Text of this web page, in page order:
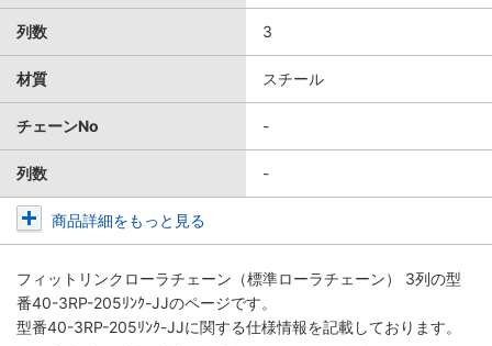
列数 3
材質 スチール
チェーンNo -
列数 -
商品詳細をもっと見る
フィットリンクローラチェーン（標準ローラチェーン） 3列の型
番40-3RP-205ﾘﾝｸ-JJのページです。
型番40-3RP-205ﾘﾝｸ-JJに関する仕様情報を記載しております。